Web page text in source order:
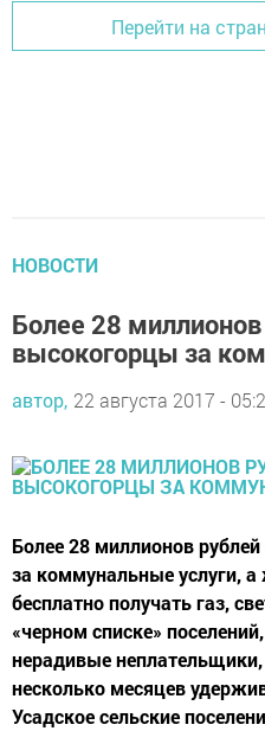
Перейти на
НОВОСТИ
Более 28
высокогорцы за
автор, 22 августа 2017 -
Более 28 миллионов
за коммунальные услуги,
бесплатно получать газ,
«черном списке»
нерадивые
несколько месяцев
Усадское сельские